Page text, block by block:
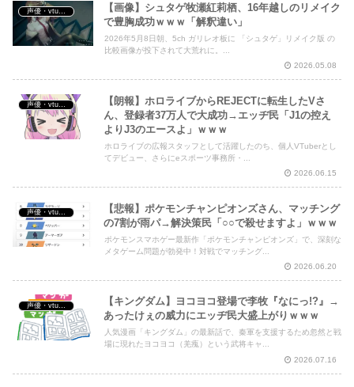
【画像】シュタゲ牧瀬紅莉栖、16年越しのリメイク
で豊胸成功ｗｗｗ「解釈違い」
2026年5月8日朝、5ch ガリレオ板に 「シュタゲ」リメイク版 の
比較画像が投下されて大荒れに。...
2026.05.08
【朗報】ホロライブからREJECTに転生したVさ
ん、登録者37万人で大成功→エッヂ民「J1の控え
よりJ3のエースよ」ｗｗｗ
ホロライブの広報スタッフとして活躍したのち、個人VTuberとし
てデビュー、さらにeスポーツ事務所・...
2026.06.15
【悲報】ポケモンチャンピオンズさん、マッチング
の7割が雨パ→解決策民「○○で殺せますよ」ｗｗｗ
ポケモンスマホゲー最新作「ポケモンチャンピオンズ」で、深刻な
メタゲーム問題が勃発中！対戦でマッチング...
2026.06.20
【キングダム】ヨコヨコ登場で李牧『なにっ!?』→
あったけぇの威力にエッヂ民大盛上がりｗｗｗ
人気漫画「キングダム」の最新話で、秦軍を支援するため忽然と戦
場に現れたヨコヨコ（羌瘣）という武将キャ...
2026.07.16